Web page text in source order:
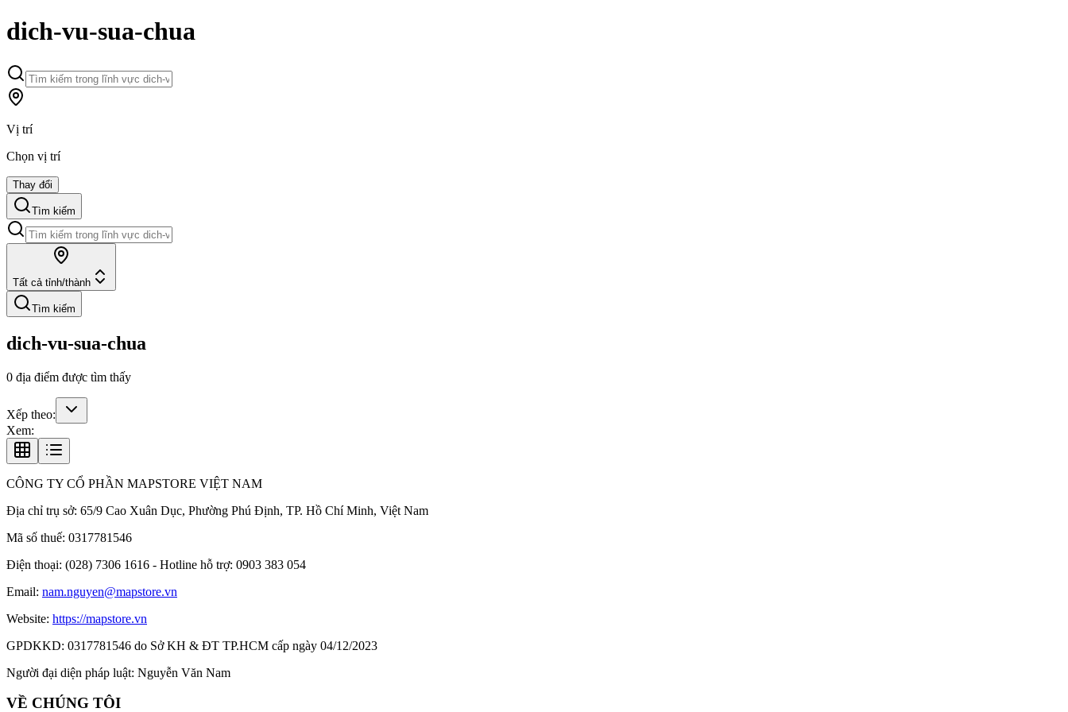
dich-vu-sua-chua
Vị trí
Chọn vị trí
Thay đổi
Tìm kiếm
Tất cả tỉnh/thành
Tìm kiếm
dich-vu-sua-chua
0 địa điểm được tìm thấy
Xếp theo:
Xem:
CÔNG TY CỔ PHẦN MAPSTORE VIỆT NAM
Địa chỉ trụ sở: 65/9 Cao Xuân Dục, Phường Phú Định, TP. Hồ Chí Minh, Việt Nam
Mã số thuế: 0317781546
Điện thoại: (028) 7306 1616 - Hotline hỗ trợ: 0903 383 054
Email: nam.nguyen@mapstore.vn
Website: https://mapstore.vn
GPDKKD: 0317781546 do Sở KH & ĐT TP.HCM cấp ngày 04/12/2023
Người đại diện pháp luật: Nguyễn Văn Nam
VỀ CHÚNG TÔI